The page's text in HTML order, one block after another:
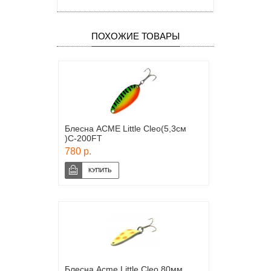
ПОХОЖИЕ ТОВАРЫ
Блесна ACME Little Cleo(5,3см
)С-200FT
780 р.